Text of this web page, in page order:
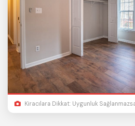
Kiracılara Dikkat: Uygunluk